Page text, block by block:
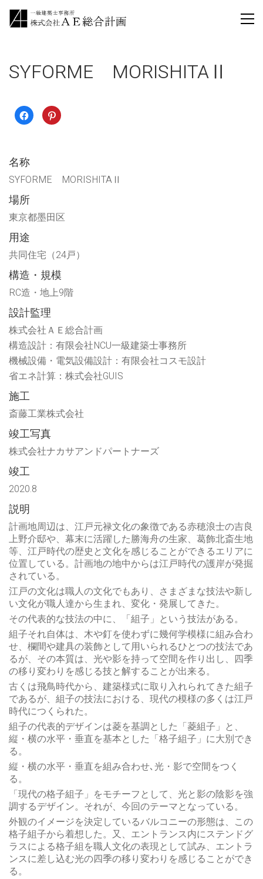
SYFORME MORISHITAⅡ
Facebook
で
は
リ
ッ
し
く
だ
い
ウ
ン
ウ
で
き
ま
す)
ク
リ
有
(新
ィ
ン
き
ま
す)
名称
SYFORME MORISHITAⅡ
場所
東京都墨田区
用途
共同住宅（24戸）
構造・規模
RC造・地上9階
設計監理
株式会社ＡＥ総合計画
構造設計：有限会社NCU一級建築士事務所
機械設備・電気設備設計：有限会社コスモ設計
省エネ計算：株式会社GUIS
施工
斎藤工業株式会社
竣工写真
株式会社ナカサアンドパートナーズ
竣工
2020.8
説明
計画地周辺は、江戸元禄文化の象徴である赤穂浪士の吉良
上野介邸や、幕末に活躍した勝海舟の生家、葛飾北斎生地
等、江戸時代の歴史と文化を感じることができるエリアに
位置している。計画地の地中からは江戸時代の護岸が発掘
されている。
江戸の文化は職人の文化でもあり、さまざまな技法や新し
い文化が職人達から生まれ、変化・発展してきた。
その代表的な技法の中に、「組子」という技法がある。
組子それ自体は、木や釘を使わずに幾何学模様に組み合わ
せ、欄間や建具の装飾として用いられるひとつの技法であ
るが、その本質は、光や影を持って空間を作り出し、四季
の移り変わりを感じる技と解することが出来る。
古くは飛鳥時代から、建築様式に取り入れられてきた組子
であるが、組子の技法における、現代の模様の多くは江戸
時代につくられた。
組子の代表的デザインは菱を基調とした「菱組子」と、
縦・横の水平・垂直を基本とした「格子組子」に大別でき
る。
縦・横の水平・垂直を組み合わせ､光・影で空間をつく
る。
「現代の格子組子」をモチーフとして、光と影の陰影を強
調するデザイン。それが、今回のテーマとなっている。
外観のイメージを決定しているバルコニーの形態は、この
格子組子から着想した。又、エントランス内にステンドグ
ラスによる格子組を職人文化の表現として試み、エントラ
ンスに差し込む光の四季の移り変わりを感じることができ
る。